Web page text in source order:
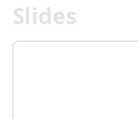
Slides